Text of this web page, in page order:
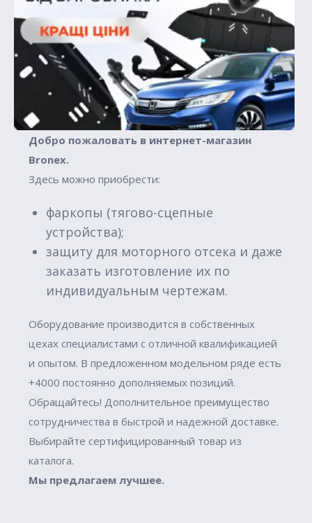
Добро пожаловать в интернет-магазин
Вronex.
Здесь можно приобрести:
фаркопы (тягово-сцепные
устройства);
защиту для моторного отсека и даже
заказать изготовление их по
индивидуальным чертежам.
Оборудование производится в собственных
цехах специалистами с отличной квалификацией
и опытом. В предложенном модельном ряде есть
+4000 постоянно дополняемых позиций.
Обращайтесь! Дополнительное преимущество
сотрудничества в быстрой и надежной доставке.
Выбирайте сертифицированный товар из
каталога.
Мы предлагаем лучшее.